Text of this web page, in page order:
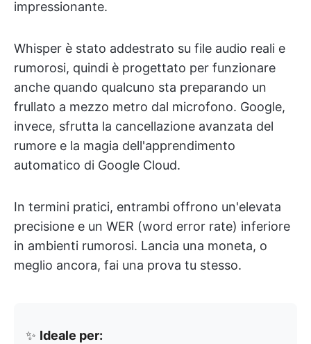
impressionante.
Whisper è stato addestrato su file audio reali e
rumorosi, quindi è progettato per funzionare
anche quando qualcuno sta preparando un
frullato a mezzo metro dal microfono. Google,
invece, sfrutta la cancellazione avanzata del
rumore e la magia dell'apprendimento
automatico di Google Cloud.
In termini pratici, entrambi offrono un'elevata
precisione e un WER (word error rate) inferiore
in ambienti rumorosi. Lancia una moneta, o
meglio ancora, fai una prova tu stesso.
✨ Ideale per: